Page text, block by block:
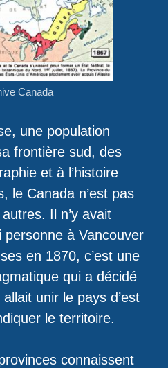
Canada
une population
frontière sud, des
et à l’histoire
le Canada n’est pas
Il n’y avait
à Vancouver
en 1870, c’est une
qui a décidé
unir le pays d’est
le territoire.
connaissent